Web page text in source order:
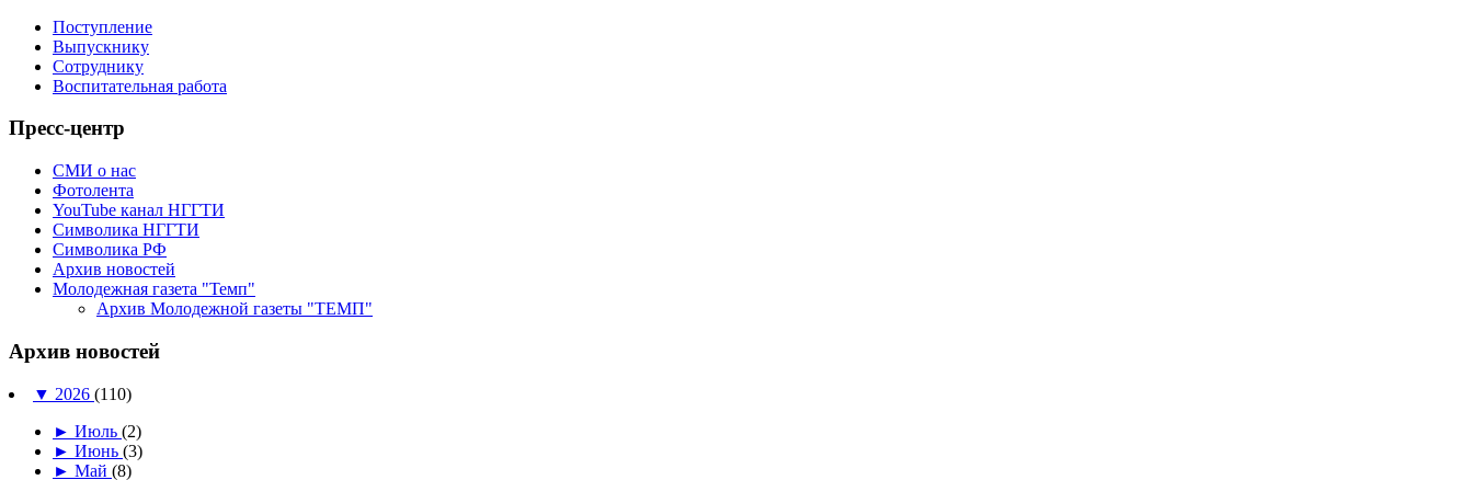
Поступление
Выпускнику
Сотруднику
Воспитательная работа
Пресс-центр
СМИ о нас
Фотолента
YouTube канал НГГТИ
Символика НГГТИ
Символика РФ
Архив новостей
Молодежная газета "Темп"
Архив Молодежной газеты "ТЕМП"
Архив новостей
▼ 2026 (110)
► Июль (2)
► Июнь (3)
► Май (8)